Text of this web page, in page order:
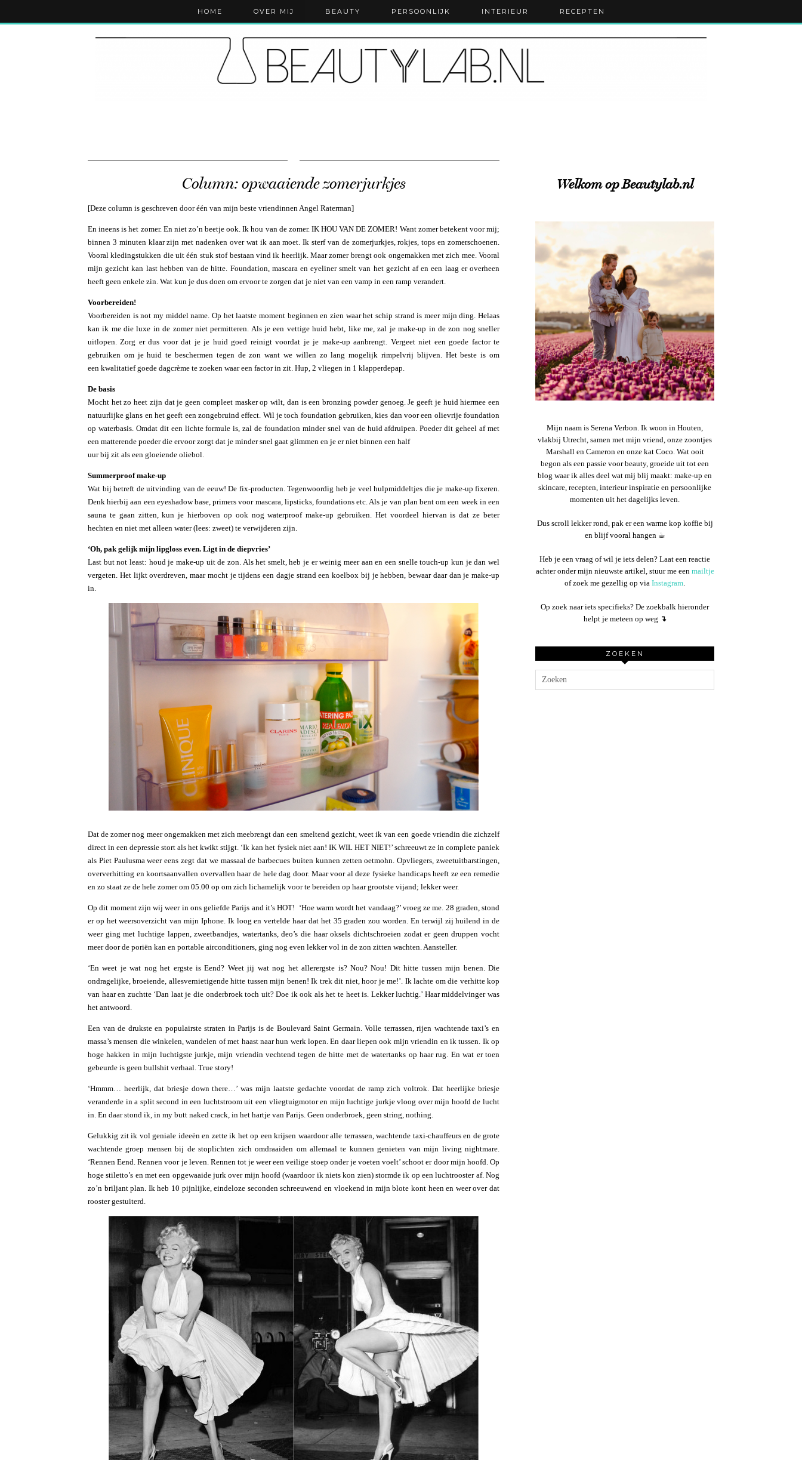
HOME OVER MIJ BEAUTY PERSOONLIJK INTERIEUR RECEPTEN
Column: opwaaiende zomerjurkjes
[Deze column is geschreven door één van mijn beste vriendinnen Angel Raterman]
En ineens is het zomer. En niet zo’n beetje ook. Ik hou van de zomer. IK HOU VAN DE ZOMER! Want zomer betekent voor mij;
binnen 3 minuten klaar zijn met nadenken over wat ik aan moet. Ik sterf van de zomerjurkjes, rokjes, tops en zomerschoenen.
Vooral kledingstukken die uit één stuk stof bestaan vind ik heerlijk. Maar zomer brengt ook ongemakken met zich mee. Vooral
mijn gezicht kan last hebben van de hitte. Foundation, mascara en eyeliner smelt van het gezicht af en een laag er overheen
heeft geen enkele zin. Wat kun je dus doen om ervoor te zorgen dat je niet van een vamp in een ramp verandert.
Voorbereiden!
Voorbereiden is not my middel name. Op het laatste moment beginnen en zien waar het schip strand is meer mijn ding. Helaas
kan ik me die luxe in de zomer niet permitteren. Als je een vettige huid hebt, like me, zal je make-up in de zon nog sneller
uitlopen. Zorg er dus voor dat je je huid goed reinigt voordat je je make-up aanbrengt. Vergeet niet een goede factor te
gebruiken om je huid te beschermen tegen de zon want we willen zo lang mogelijk rimpelvrij blijven. Het beste is om
een kwalitatief goede dagcrème te zoeken waar een factor in zit. Hup, 2 vliegen in 1 klapperdepap.
De basis
Mocht het zo heet zijn dat je geen compleet masker op wilt, dan is een bronzing powder genoeg. Je geeft je huid hiermee een
natuurlijke glans en het geeft een zongebruind effect. Wil je toch foundation gebruiken, kies dan voor een olievrije foundation
op waterbasis. Omdat dit een lichte formule is, zal de foundation minder snel van de huid afdruipen. Poeder dit geheel af met
een matterende poeder die ervoor zorgt dat je minder snel gaat glimmen en je er niet binnen een half
uur bij zit als een gloeiende oliebol.
Summerproof make-up
Wat bij betreft de uitvinding van de eeuw! De fix-producten. Tegenwoordig heb je veel hulpmiddeltjes die je make-up fixeren.
Denk hierbij aan een eyeshadow base, primers voor mascara, lipsticks, foundations etc. Als je van plan bent om een week in een
sauna te gaan zitten, kun je hierboven op ook nog waterproof make-up gebruiken. Het voordeel hiervan is dat ze beter
hechten en niet met alleen water (lees: zweet) te verwijderen zijn.
‘Oh, pak gelijk mijn lipgloss even. Ligt in de diepvries’
Last but not least: houd je make-up uit de zon. Als het smelt, heb je er weinig meer aan en een snelle touch-up kun je dan wel
vergeten. Het lijkt overdreven, maar mocht je tijdens een dagje strand een koelbox bij je hebben, bewaar daar dan je make-up
in.
Dat de zomer nog meer ongemakken met zich meebrengt dan een smeltend gezicht, weet ik van een goede vriendin die zichzelf
direct in een depressie stort als het kwikt stijgt. ‘Ik kan het fysiek niet aan! IK WIL HET NIET!’ schreeuwt ze in complete paniek
als Piet Paulusma weer eens zegt dat we massaal de barbecues buiten kunnen zetten oetmohn. Opvliegers, zweetuitbarstingen,
oververhitting en koortsaanvallen overvallen haar de hele dag door. Maar voor al deze fysieke handicaps heeft ze een remedie
en zo staat ze de hele zomer om 05.00 op om zich lichamelijk voor te bereiden op haar grootste vijand; lekker weer.
Op dit moment zijn wij weer in ons geliefde Parijs and it’s HOT! ‘Hoe warm wordt het vandaag?’ vroeg ze me. 28 graden, stond
er op het weersoverzicht van mijn Iphone. Ik loog en vertelde haar dat het 35 graden zou worden. En terwijl zij huilend in de
weer ging met luchtige lappen, zweetbandjes, watertanks, deo’s die haar oksels dichtschroeien zodat er geen druppen vocht
meer door de poriën kan en portable airconditioners, ging nog even lekker vol in de zon zitten wachten. Aansteller.
‘En weet je wat nog het ergste is Eend? Weet jij wat nog het allerergste is? Nou? Nou! Dit hitte tussen mijn benen. Die
ondragelijke, broeiende, allesvernietigende hitte tussen mijn benen! Ik trek dit niet, hoor je me!’. Ik lachte om die verhitte kop
van haar en zuchtte ‘Dan laat je die onderbroek toch uit? Doe ik ook als het te heet is. Lekker luchtig.’ Haar middelvinger was
het antwoord.
Een van de drukste en populairste straten in Parijs is de Boulevard Saint Germain. Volle terrassen, rijen wachtende taxi’s en
massa’s mensen die winkelen, wandelen of met haast naar hun werk lopen. En daar liepen ook mijn vriendin en ik tussen. Ik op
hoge hakken in mijn luchtigste jurkje, mijn vriendin vechtend tegen de hitte met de watertanks op haar rug. En wat er toen
gebeurde is geen bullshit verhaal. True story!
‘Hmmm… heerlijk, dat briesje down there…’ was mijn laatste gedachte voordat de ramp zich voltrok. Dat heerlijke briesje
veranderde in a split second in een luchtstroom uit een vliegtuigmotor en mijn luchtige jurkje vloog over mijn hoofd de lucht
in. En daar stond ik, in my butt naked crack, in het hartje van Parijs. Geen onderbroek, geen string, nothing.
Gelukkig zit ik vol geniale ideeën en zette ik het op een krijsen waardoor alle terrassen, wachtende taxi-chauffeurs en de grote
wachtende groep mensen bij de stoplichten zich omdraaiden om allemaal te kunnen genieten van mijn living nightmare.
‘Rennen Eend. Rennen voor je leven. Rennen tot je weer een veilige stoep onder je voeten voelt’ schoot er door mijn hoofd. Op
hoge stiletto’s en met een opgewaaide jurk over mijn hoofd (waardoor ik niets kon zien) stormde ik op een luchtrooster af. Nog
zo’n briljant plan. Ik heb 10 pijnlijke, eindeloze seconden schreeuwend en vloekend in mijn blote kont heen en weer over dat
rooster gestuiterd.
Welkom op Beautylab.nl
Mijn naam is Serena Verbon. Ik woon in Houten,
vlakbij Utrecht, samen met mijn vriend, onze zoontjes
Marshall en Cameron en onze kat Coco. Wat ooit
begon als een passie voor beauty, groeide uit tot een
blog waar ik alles deel wat mij blij maakt: make-up en
skincare, recepten, interieur inspiratie en persoonlijke
momenten uit het dagelijks leven.
Dus scroll lekker rond, pak er een warme kop koffie bij
en blijf vooral hangen ☕︎
Heb je een vraag of wil je iets delen? Laat een reactie
achter onder mijn nieuwste artikel, stuur me een mailtje
of zoek me gezellig op via Instagram.
Op zoek naar iets specifieks? De zoekbalk hieronder
helpt je meteen op weg ↴
ZOEKEN